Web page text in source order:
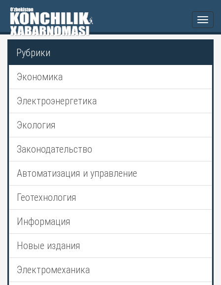
Рубрики
Экономика
Электроэнергетика
Экология
Законодательство
Автоматизация и управление
Геотехнология
Информация
Новые издания
Электромеханика